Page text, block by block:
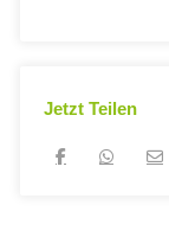
Jetzt Teilen